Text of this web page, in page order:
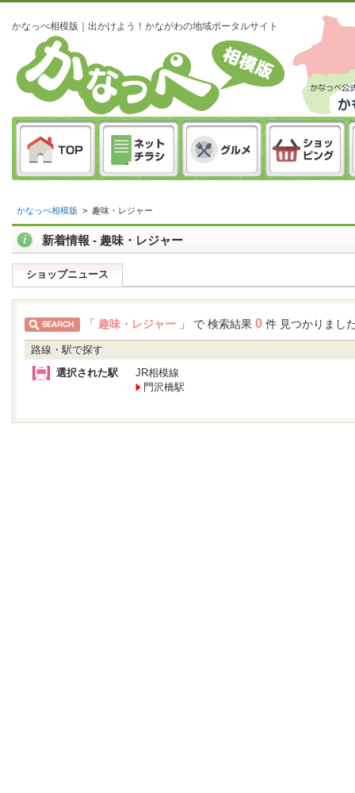
かなっぺ相模版｜出かけよう！かながわの地域ポータルサイト
かなっぺ相模版 > 趣味・レジャー
新着情報 - 趣味・レジャー
ショップニュース
「 趣味・レジャー 」 で 検索結果 0 件 見つかりまし
路線・駅で探す
選択された駅
JR相模線
門沢橋駅